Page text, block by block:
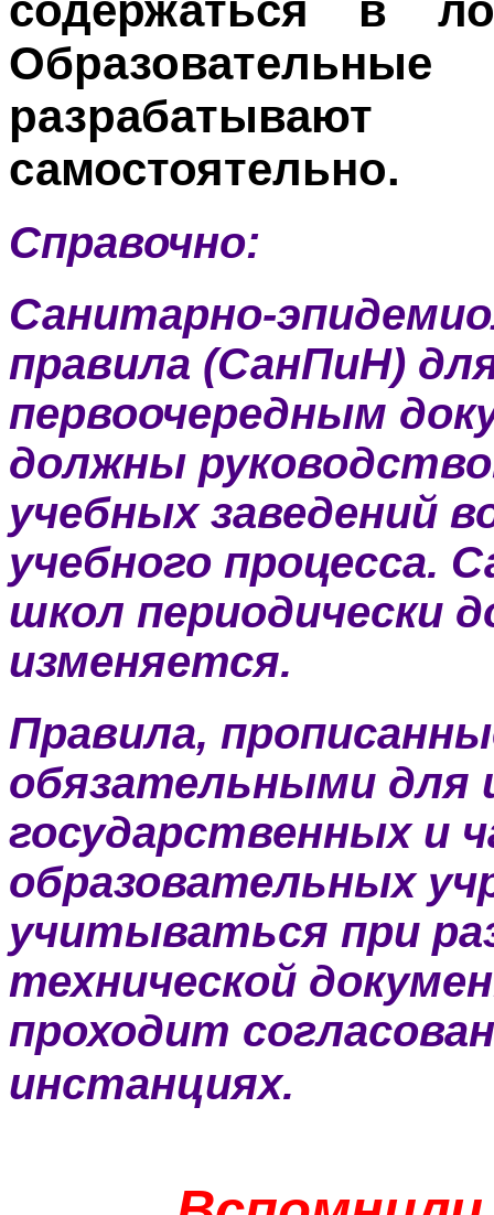
содержаться в
самостоятельно.
Справочно:
Санитарно-
правила (СанПиН)
первоочередным
должны
учебных заведений
учебного процесса.
школ периодически
изменяется.
Правила,
обязательными для
государственных и
образовательных
учитываться при
технической
проходит
инстанциях.